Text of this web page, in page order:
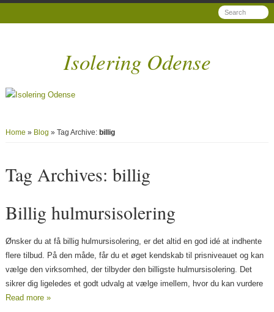
Isolering Odense
Home » Blog » Tag Archive: billig
Tag Archives:billig
Billig hulmursisolering
Ønsker du at få billig hulmursisolering, er det altid en god idé at indhente
flere tilbud. På den måde, får du et øget kendskab til prisniveauet og kan
vælge den virksomhed, der tilbyder den billigste hulmursisolering. Det
sikrer dig ligeledes et godt udvalg at vælge imellem, hvor du kan vurdere
Read more »